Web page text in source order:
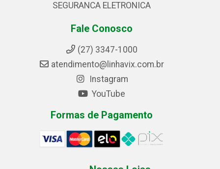
SEGURANCA ELETRONICA
Fale Conosco
(27) 3347-1000
atendimento@linhavix.com.br
Instagram
YouTube
Formas de Pagamento